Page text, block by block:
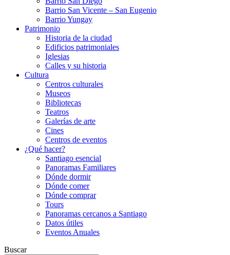
Barrio San Vicente – San Eugenio
Barrio Yungay
Patrimonio
Historia de la ciudad
Edificios patrimoniales
Iglesias
Calles y su historia
Cultura
Centros culturales
Museos
Bibliotecas
Teatros
Galerí­as de arte
Cines
Centros de eventos
¿Qué hacer?
Santiago esencial
Panoramas Familiares
Dónde dormir
Dónde comer
Dónde comprar
Tours
Panoramas cercanos a Santiago
Datos útiles
Eventos Anuales
Buscar